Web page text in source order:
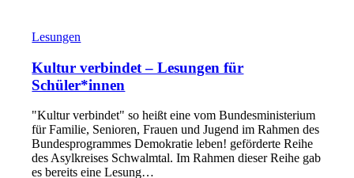
Lesungen
Kultur verbindet – Lesungen für
Schüler*innen
"Kultur verbindet" so heißt eine vom Bundesministerium
für Familie, Senioren, Frauen und Jugend im Rahmen des
Bundesprogrammes Demokratie leben! geförderte Reihe
des Asylkreises Schwalmtal. Im Rahmen dieser Reihe gab
es bereits eine Lesung…